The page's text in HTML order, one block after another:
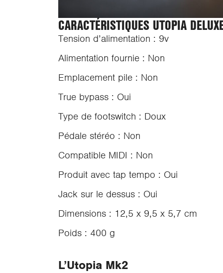
CARACTÉRISTIQUES UTOPIA
Tension d’alimentation : 9v
Alimentation fournie : Non
Emplacement pile : Non
True bypass : Oui
Type de footswitch : Doux
Pédale stéréo : Non
Compatible MIDI : Non
Produit avec tap tempo : Oui
Jack sur le dessus : Oui
Dimensions : 12,5 x 9,5 x 5,7 cm
Poids : 400 g
L’Utopia Mk2